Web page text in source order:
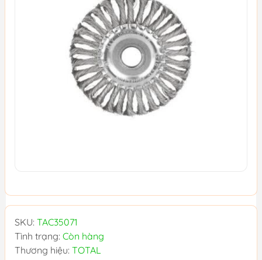
SKU: TAC35071
Tình trạng: Còn hàng
Thương hiệu: TOTAL